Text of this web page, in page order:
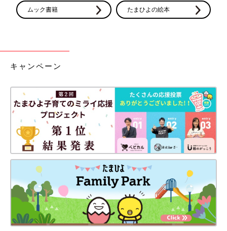
ムック書籍 たまひよの絵本
キャンペーン